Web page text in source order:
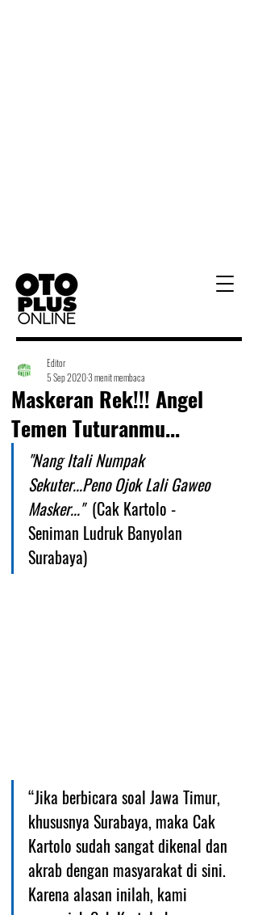
Maskeran Rek!!! Angel
Temen Tuturanmu...
Editor
5 Sep 20203 menit membaca
"Nang Itali Numpak
Sekuter...Peno Ojok Lali Gaweo
Masker..." (Cak Kartolo -
Seniman Ludruk Banyolan
Surabaya)
“Jika berbicara soal Jawa Timur,
khususnya Surabaya, maka Cak
Kartolo sudah sangat dikenal dan
akrab dengan masyarakat di sini.
Karena alasan inilah, kami